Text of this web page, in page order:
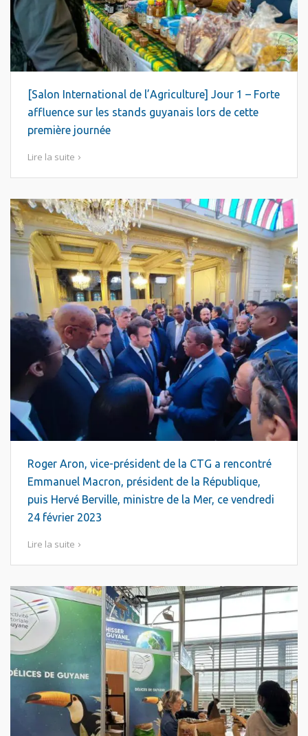
[Salon International de l’Agriculture] Jour 1 – Forte
affluence sur les stands guyanais lors de cette
première journée
Lire la suite
Roger Aron, vice-président de la CTG a rencontré
Emmanuel Macron, président de la République,
puis Hervé Berville, ministre de la Mer, ce vendredi
24 février 2023
Lire la suite